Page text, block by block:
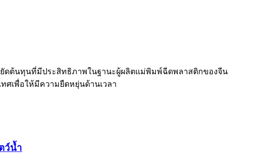
ดต้นทุนที่มีประสิทธิภาพในฐานะผู้ผลิตแม่พิมพ์ฉีดพลาสติกของจีน
ศเพื่อให้มีความยืดหยุ่นด้านเวลา
ว์น้ำ